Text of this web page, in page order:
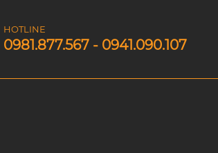
HOTLINE
0981.877.567 - 0941.090.107